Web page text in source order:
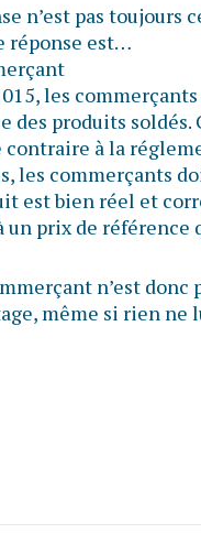
n’est pas toujours
réponse est…
les
des produits
contraire à la
les commerçants
est bien réel et
un prix de
n’est donc
même si rien